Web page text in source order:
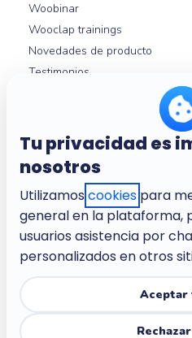
Tu privacidad es
nosotros
Utilizamos cookies para
general en la plataforma,
usuarios asistencia por
personalizados en otros
Aceptar
Woobinar
Wooclap trainings
Novedades de producto
Testimonios
Ayuda
Nosotros
Empresa
Empleo
Política de privacidad para los